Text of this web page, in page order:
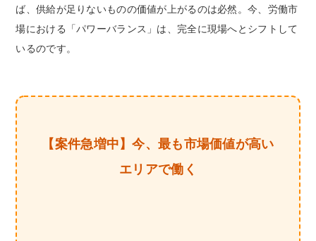
ば、供給が足りないものの価値が上がるのは必然。今、労働市
場における「パワーバランス」は、完全に現場へとシフトして
いるのです。
【案件急増中】今、最も市場価値が高い
エリアで働く